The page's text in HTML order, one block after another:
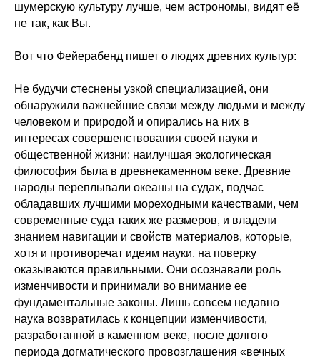
шумерскую культуру лучше, чем астрономы, видят её
не так, как Вы.
Вот что Фейерабенд пишет о людях древних культур:
Не будучи стеснены узкой специализацией, они
обнаружили важнейшие связи между людьми и между
человеком и природой и опирались на них в
интересах совершенствования своей науки и
общественной жизни: наилучшая экологическая
философия была в древнекаменном веке. Древние
народы переплывали океаны на судах, подчас
обладавших лучшими мореходными качествами, чем
современные суда таких же размеров, и владели
знанием навигации и свойств материалов, которые,
хотя и противоречат идеям науки, на поверку
оказываются правильными. Они осознавали роль
изменчивости и принимали во внимание ее
фундаментальные законы. Лишь совсем недавно
наука возвратилась к концепции изменчивости,
разработанной в каменном веке, после долгого
периода догматического провозглашения «вечных